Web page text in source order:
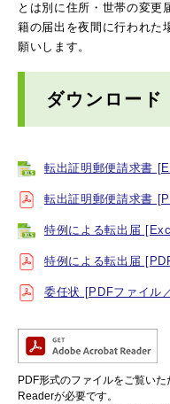
とは別に住所・世帯の変更
籍の届出を夜間に行われた
願いします。
ダウンロード
転出証明郵便請求書
転出証明郵便請求書
特例による転出届
特例による転出届
委任状 [PDFファイル
PDF形式のファイルをご覧い
Readerが必要です。